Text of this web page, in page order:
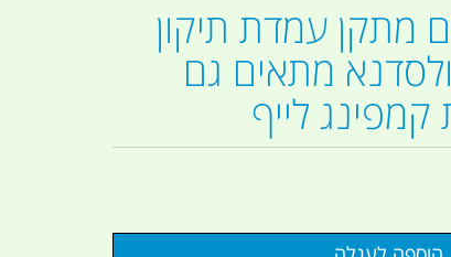
מתקן עמדת תיקון
מתאים גם
לייף